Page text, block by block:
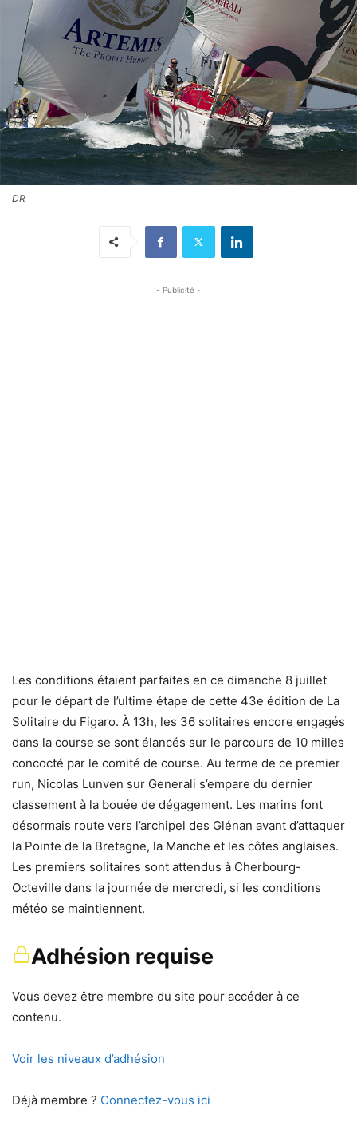
DR
- Publicité -
Les conditions étaient parfaites en ce dimanche 8 juillet
pour le départ de l’ultime étape de cette 43e édition de La
Solitaire du Figaro. À 13h, les 36 solitaires encore engagés
dans la course se sont élancés sur le parcours de 10 milles
concocté par le comité de course. Au terme de ce premier
run, Nicolas Lunven sur Generali s’empare du dernier
classement à la bouée de dégagement. Les marins font
désormais route vers l’archipel des Glénan avant d’attaquer
la Pointe de la Bretagne, la Manche et les côtes anglaises.
Les premiers solitaires sont attendus à Cherbourg-
Octeville dans la journée de mercredi, si les conditions
météo se maintiennent.
Adhésion requise
Vous devez être membre du site pour accéder à ce
contenu.
Voir les niveaux d’adhésion
Déjà membre ? Connectez-vous ici